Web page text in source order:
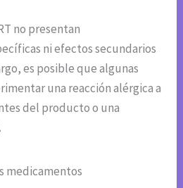
no presentan
ni efectos secundarios
es posible que algunas
una reacción alérgica a
del producto o una
medicamentos